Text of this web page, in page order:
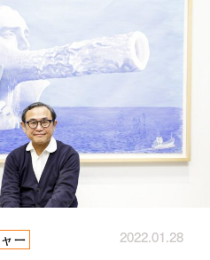
ー
2022.01.28